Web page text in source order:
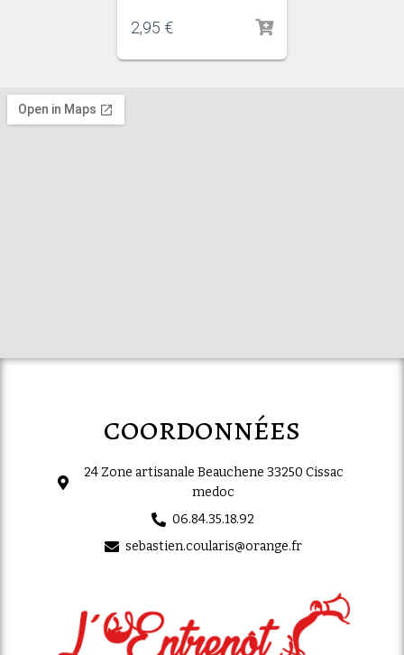
2,95 €
coordonnées
24 Zone artisanale Beauchene 33250 Cissac
medoc
06.84.35.18.92
sebastien.coularis@orange.fr